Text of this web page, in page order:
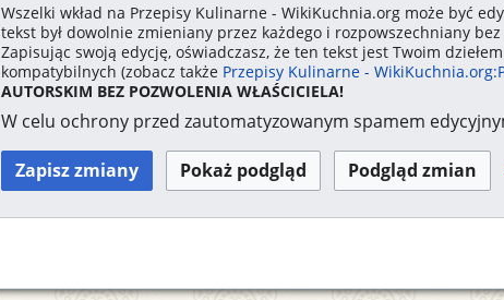
Wszelki wkład na Przepisy Kulinarne - WikiKuchnia.org może być
tekst był dowolnie zmieniany przez każdego i rozpowszechniany
Zapisując swoją edycję, oświadczasz, że ten tekst jest Twoim
kompatybilnych (zobacz także Przepisy Kulinarne -
AUTORSKIM BEZ POZWOLENIA WŁAŚCICIELA!
W celu ochrony przed zautomatyzowanym spamem